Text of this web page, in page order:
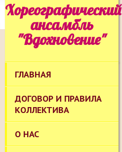
Хореографический
ансамбль
"Вдохновение"
ГЛАВНАЯ
ДОГОВОР И ПРАВИЛА
КОЛЛЕКТИВА
О НАС